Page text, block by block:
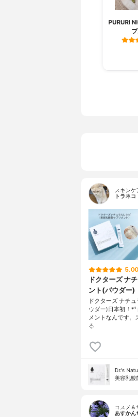
PURURI
スキンケ
トラネコ
5.00
ドクターズ ナ
ント(パウダー)
ドクターズ ナチ
ウダー)日本初！
メントなんです
る
Dr.'s
美容乳酸
コスメ＆
あすかん